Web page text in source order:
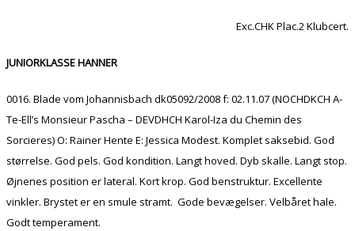
Exc.CHK Plac.2 Klubcert.
JUNIORKLASSE HANNER
0016. Blade vom Johannisbach dk05092/2008 f: 02.11.07 (NOCHDKCH A-
Te-Ell’s Monsieur Pascha – DEVDHCH Karol-Iza du Chemin des
Sorcieres) O: Rainer Hente E: Jessica Modest. Komplet saksebid. God
størrelse. God pels. God kondition. Langt hoved. Dyb skalle. Langt stop.
Øjnenes position er lateral. Kort krop. God benstruktur. Excellente
vinkler. Brystet er en smule stramt. Gode bevægelser. Velbåret hale.
Godt temperament.